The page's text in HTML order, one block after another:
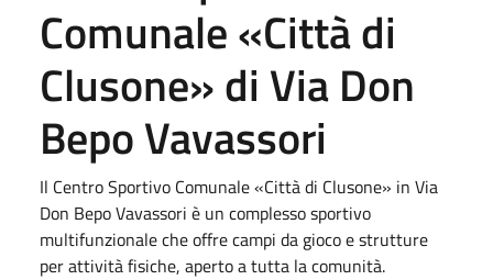
Comunale «Città di
Clusone» di Via Don
Bepo Vavassori
Il Centro Sportivo Comunale «Città di Clusone» in Via
Don Bepo Vavassori è un complesso sportivo
multifunzionale che offre campi da gioco e strutture
per attività fisiche, aperto a tutta la comunità.